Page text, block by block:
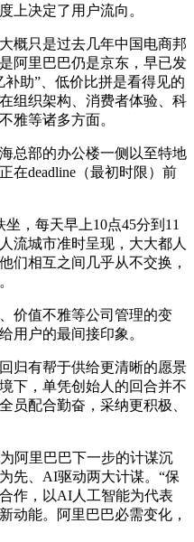
上决定了用户流向。
只是过去几年中国电商邦
阿里巴巴仍是京东，早已发
助”、低价比拼是看得见的
组织架构、消费者体验、科
雅等诸多方面。
部的办公楼一侧以至特地
在deadline（最初时限）前
，每天早上10点45分到11
流城市准时呈现，大大都人
们相互之间几乎从不交换，
值不雅等公司管理的变
用户的最间接印象。
有帮于供给更清晰的愿景
下，单凭创始人的回合并不
员配合勤奋，采纳更积极、
里巴巴下一步的计谋沉
先、AI驱动两大计谋。“保
作，以AI人工智能为代表
动能。阿里巴巴必需变化，